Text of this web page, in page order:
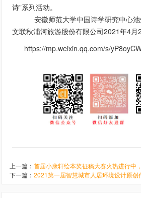
诗”系列活动。
安徽师范大学中国诗学研究中心池
文联秋浦河旅游股份有限公司2021年4月
https://mp.weixin.qq.com/s/
上一篇： 首届小康轩绘本奖征稿大赛火热进行中
下一篇：